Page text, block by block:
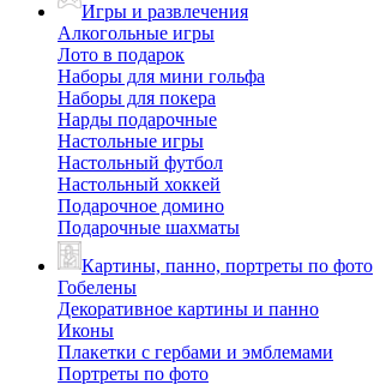
Игры и развлечения
Алкогольные игры
Лото в подарок
Наборы для мини гольфа
Наборы для покера
Нарды подарочные
Настольные игры
Настольный футбол
Настольный хоккей
Подарочное домино
Подарочные шахматы
Картины, панно, портреты по фото
Гобелены
Декоративное картины и панно
Иконы
Плакетки с гербами и эмблемами
Портреты по фото